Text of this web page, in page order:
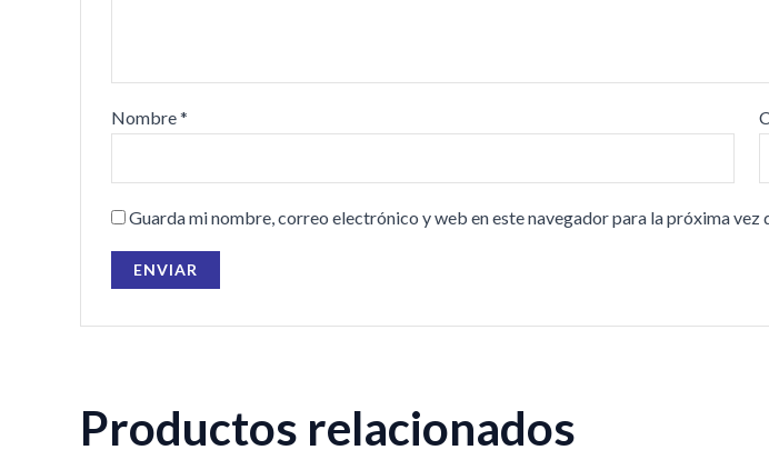
Nombre*
Guarda mi nombre, correo electrónico y web en este navegador para la próxima vez
Productos relacionados